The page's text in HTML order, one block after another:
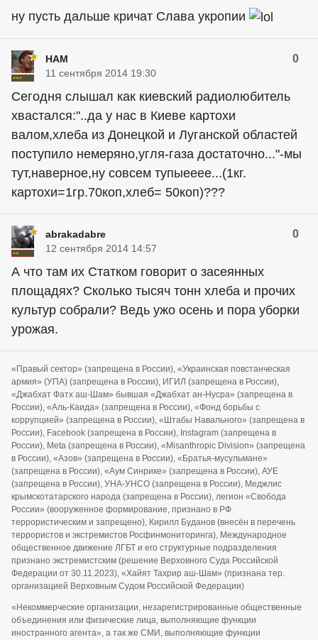
ну пусть дальше кричат Слава укропии
HAM 0
11 сентября 2014 19:30
Сегодня слышал как киевский радиолюбитель
хвастался:"..да у нас в Киеве картохи
валом,хлеба из Донецкой и Луганской областей
поступило немеряно,угля-газа достаточно..."-мы
тут,наверное,ну совсем тупыееее...(1кг.
картохи=1гр.70коп,хлеб= 50коп)???
abrakadabre 0
12 сентября 2014 14:57
А что там их Статком говорит о засеянных
площадях? Сколько тысяч тонн хлеба и прочих
культур собрали? Ведь ужо осень и пора уборки
урожая.
«Правый сектор» (запрещена в России), «Украинская повстанческая
армия» (УПА) (запрещена в России), ИГИЛ (запрещена в России),
«Джабхат Фатх аш-Шам» бывшая «Джабхат ан-Нусра» (запрещена в
России), «Аль-Каида» (запрещена в России), «Фонд борьбы с
коррупцией» (запрещена в России), «Штабы Навального» (запрещена в
России), Facebook (запрещена в России), Instagram (запрещена в
России), Meta (запрещена в России), «Misanthropic Division» (запрещена
в России), «Азов» (запрещена в России), «Братья-мусульмане»
(запрещена в России), «Аум Синрике» (запрещена в России), АУЕ
(запрещена в России), УНА-УНСО (запрещена в России), Меджлис
крымскотатарского народа (запрещена в России), легион «Свобода
России» (вооруженное формирование, признано в РФ
террористическим и запрещено), Кирилл Буданов (внесён в перечень
террористов и экстремистов Росфинмониторинга), Международное
общественное движение ЛГБТ и его структурные подразделения
признано экстремистским (решение Верховного Суда Российской
Федерации от 30.11.2023), «Хайят Тахрир аш-Шам» (признана тер.
организацией Верховным Судом Российской Федерации)
«Некоммерческие организации, незарегистрированные общественные
объединения или физические лица, выполняющие функции
иностранного агента», а так же СМИ, выполняющие функции